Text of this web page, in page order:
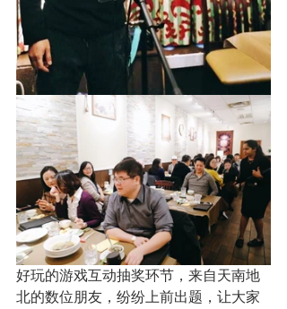
好玩的游戏互动抽奖环节，来自天南地
北的数位朋友，纷纷上前出题，让大家